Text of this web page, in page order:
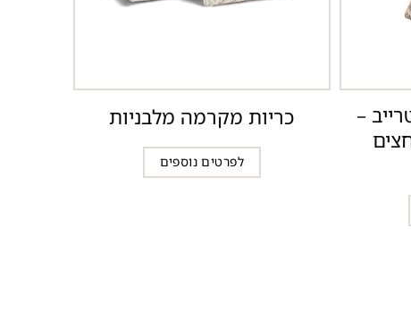
–
כריות מקרמה מלבניות
לפרטים נוספים